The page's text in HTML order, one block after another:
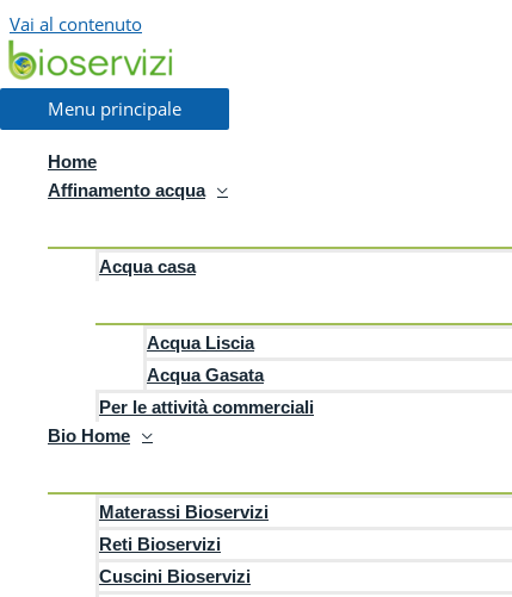
Vai al contenuto
Menu principale
Home
Affinamento acqua
Acqua casa
Acqua Liscia
Acqua Gasata
Per le attività commerciali
Bio Home
Materassi Bioservizi
Reti Bioservizi
Cuscini Bioservizi
I nostri contatti
Contattaci tramite il modulo sottostante senza impegno